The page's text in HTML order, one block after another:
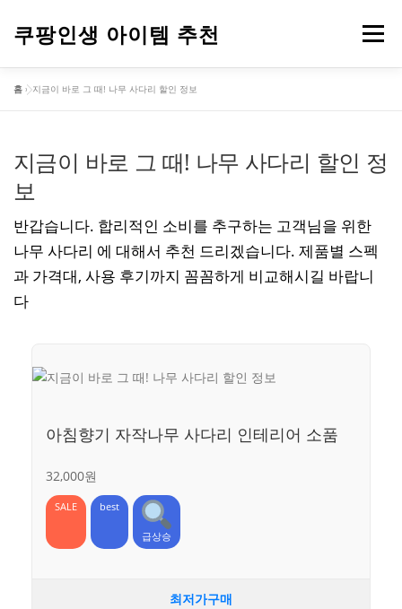
로
쿠팡인생 아이템 추천 메뉴
컴퓨터 기타
홈 »지금이 바로 그 때! 나무 사다리 할인 정보
지금이 바로 그 때! 나무 사다리 할인 정
보
반갑습니다. 합리적인 소비를 추구하는 고객님을 위한
나무 사다리 에 대해서 추천 드리겠습니다. 제품별 스펙
과 가격대, 사용 후기까지 꼼꼼하게 비교해시길 바랍니
다
아침향기 자작나무 사다리 인테리어 소품
32,000원
SALE best
급상승
최저가구매